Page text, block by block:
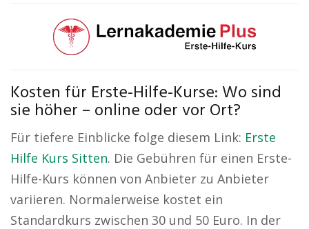
Kosten für Erste-Hilfe-Kurse: Wo sind
sie höher – online oder vor Ort?
Für tiefere Einblicke folge diesem Link: Erste
Hilfe Kurs Sitten. Die Gebühren für einen Erste-
Hilfe-Kurs können von Anbieter zu Anbieter
variieren. Normalerweise kostet ein
Standardkurs zwischen 30 und 50 Euro. In der